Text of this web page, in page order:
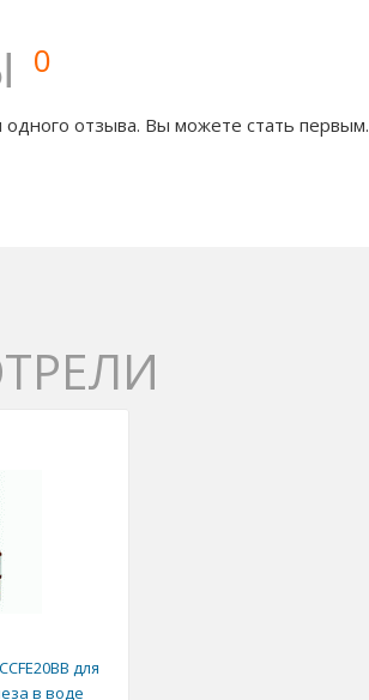
0
одного отзыва. Вы можете стать первым.
для
в воде